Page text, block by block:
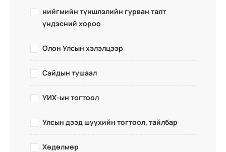
нийгмийн түншлэлийн гурван талт
үндэсний хороо
Олон Улсын хэлэлцээр
Сайдын тушаал
УИХ-ын тогтоол
Улсын дээд шүүхийн тогтоол, тайлбар
Хөдөлмөр